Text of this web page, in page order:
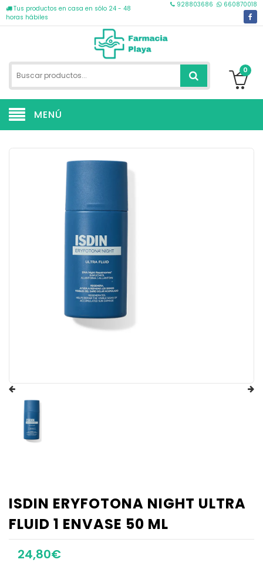
Tus productos en casa en sólo 24 - 48
horas hábiles
928803686 660870018
0
MENÚ
ISDIN ERYFOTONA NIGHT ULTRA
FLUID 1 ENVASE 50 ML
24,80€